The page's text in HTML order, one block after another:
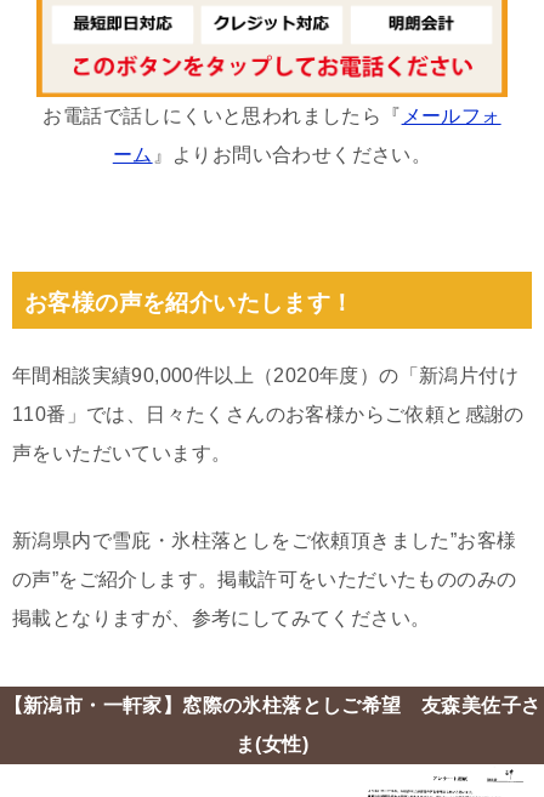
お電話で話しにくいと思われましたら『 メールフォ
ーム 』よりお問い合わせください。
お客様の声を紹介いたします！
年間相談実績90,000件以上（2020年度）の「新潟片付け
110番」では、日々たくさんのお客様からご依頼と感謝の
声をいただいています。
新潟県内で雪庇・氷柱落としをご依頼頂きました”お客様
の声”をご紹介します。掲載許可をいただいたもののみの
掲載となりますが、参考にしてみてください。
【新潟市・一軒家】窓際の氷柱落としご希望 友森美佐子さ
ま(女性)